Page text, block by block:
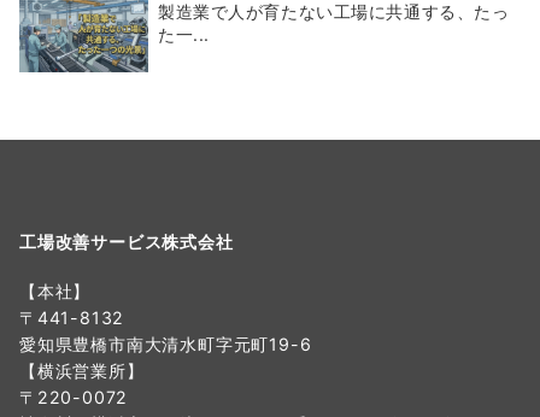
製造業で人が育たない工場に共通する、たっ
た一...
工場改善サービス株式会社
【本社】
〒441-8132
愛知県豊橋市南大清水町字元町19-6
【横浜営業所】
〒220-0072